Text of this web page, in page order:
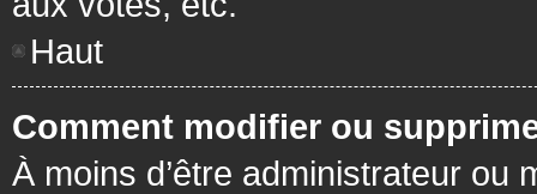
Haut
Comment modifier ou
À moins d’être administrateur ou